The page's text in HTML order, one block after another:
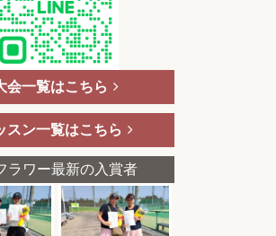
会一覧はこちら
スン一覧はこちら
ラワー最新の入賞者